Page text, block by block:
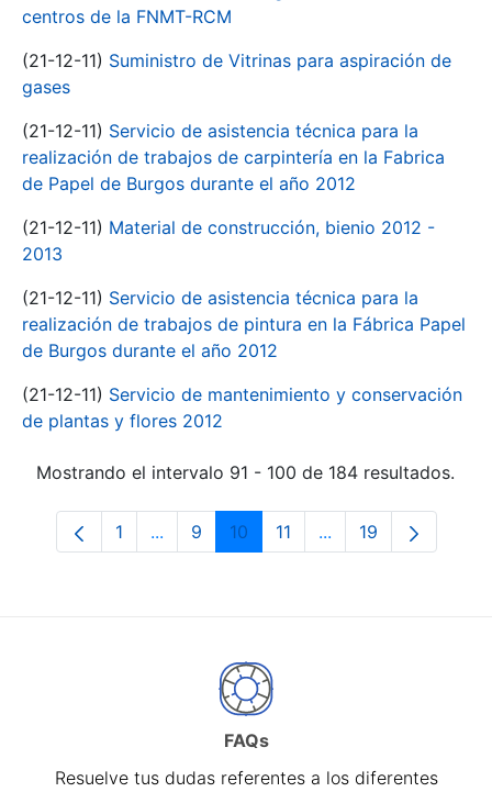
centros de la FNMT-RCM
(21-12-11) Suministro de Vitrinas para aspiración de
gases
(21-12-11) Servicio de asistencia técnica para la
realización de trabajos de carpintería en la Fabrica
de Papel de Burgos durante el año 2012
(21-12-11) Material de construcción, bienio 2012 -
2013
(21-12-11) Servicio de asistencia técnica para la
realización de trabajos de pintura en la Fábrica Papel
de Burgos durante el año 2012
(21-12-11) Servicio de mantenimiento y conservación
de plantas y flores 2012
Mostrando el intervalo 91 - 100 de 184 resultados.
Página
1 ...Páginas intermedias Use TAB para
Página
9 Página
10 Página
11 ...PáginasPágina
19
FAQs
Resuelve tus dudas referentes a los diferentes